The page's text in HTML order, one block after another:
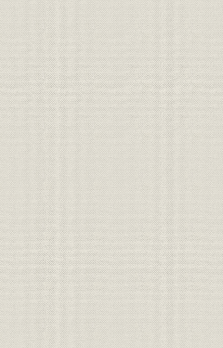
経営;規則 三井組 諸規則留(抄) 明治廿六
財務・業績
明治廿五年下半季 大元方勘定目
録
明治廿五
財務・業績 物産会社営業実況報告并意見書 明治二四
経営
三井物産会社改革将来必要之廉
明治二四年
事業所;経営
三井物産会社本支店将来営業科
目
明治二四年
経営 三井鉱山会社創立趣意書 明治二四年
経営 三井鉱山合資会社創立手続 明治二五年
定款 有限責任三井鉱山合資会社定款 明治二五
財務・業績
三井鉱山合資会社 明治廿五年下
季営業報告
明治二六
組織 明治二四年 三越呉服店改革書類 明治二四年
組織 三越呉服店改正手続 明治廿五
経営 三越呉服店宛 大元方ヨリ達書 明治二六
組織
三井各商店ヲ合名会社ノ組織ニ
スル事
明治二六